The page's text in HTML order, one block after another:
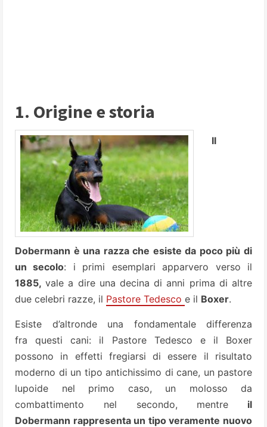
1. Origine e storia
Il
Dobermann è una razza che esiste da poco più di
un secolo: i primi esemplari apparvero verso il
1885,vale a dire una decina di anni prima di altre
due celebri razze, il Pastore Tedesco e il Boxer.
Esiste d’altronde una fondamentale differenza
fra questi cani: il Pastore Tedesco e il Boxer
possono in effetti fregiarsi di essere il risultato
moderno di un tipo antichissimo di cane, un pastore
lupoide nel primo caso, un molosso da
combattimento nel secondo, mentre il
Dobermann rappresenta un tipo veramente nuovo